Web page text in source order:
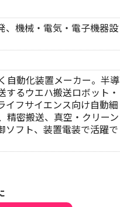
、機械・電気・電子機器設
自動化装置メーカー。半導
るウエハ搬送ロボット・
イフサイエンス向け自動細
精密搬送、真空・クリーン
ソフト、装置電装で活躍で